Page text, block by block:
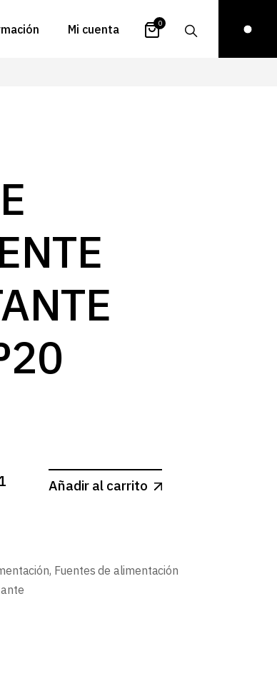
Mi cuenta 0
CONSTANTE 24W IP20 cantidad
Añadir al carrito
, Fuentes de alimentación